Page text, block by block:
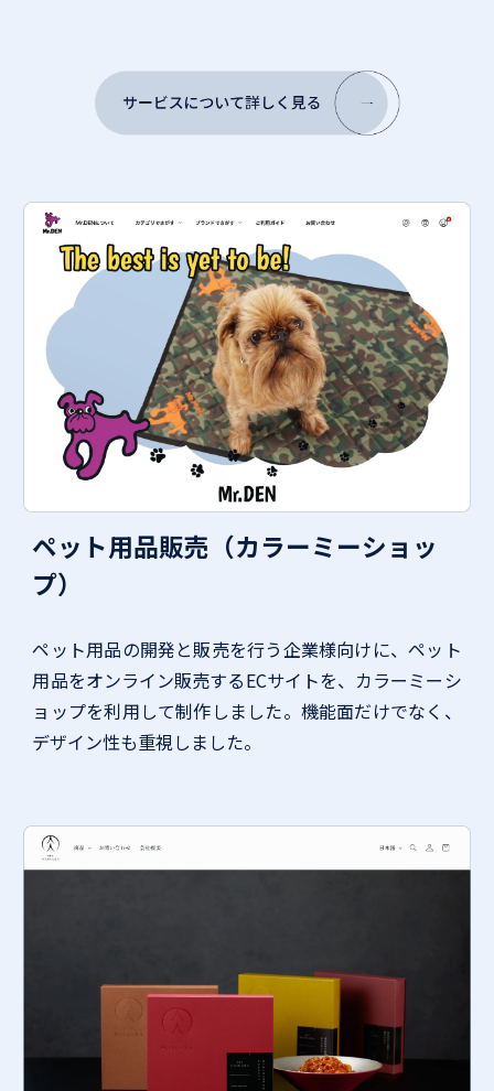
ペット用品販売（カラーミーショッ
プ）
ペット用品の開発と販売を行う企業様向けに、ペット
用品をオンライン販売するECサイトを、カラーミーシ
ョップを利用して制作しました。機能面だけでなく、
デザイン性も重視しました。